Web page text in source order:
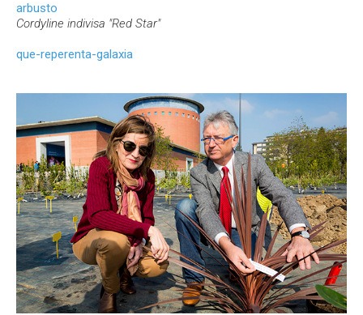
arbusto
Cordyline indivisa "Red Star"
que-reperenta-galaxia